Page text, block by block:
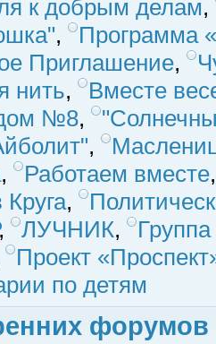
к добрым делам,
,
Программа
Приглашение,
нить,
Вместе
№8,
,
, Работаем вместе
,
ЛУЧНИК,
Проект
по детям
форумов